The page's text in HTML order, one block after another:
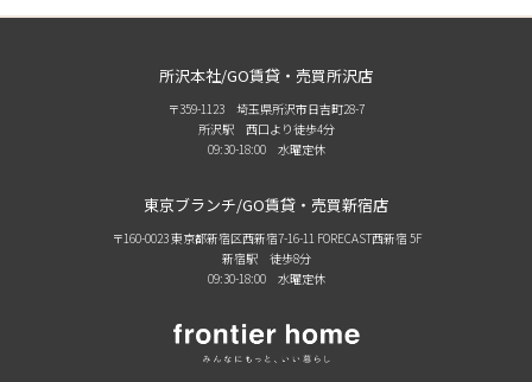
所沢本社/GO賃貸・売買所沢店
〒359-1123 埼玉県所沢市日吉町28-7
所沢駅 西口より徒歩4分
09:30-18:00 水曜定休
東京ブランチ/GO賃貸・売買新宿店
〒160-0023 東京都新宿区西新宿7-16-11 FORECAST西新宿 5F
新宿駅 徒歩8分
09:30-18:00 水曜定休